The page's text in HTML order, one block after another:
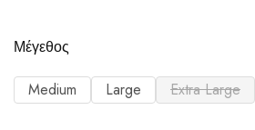
Μέγεθος
Medium Large Extra Large